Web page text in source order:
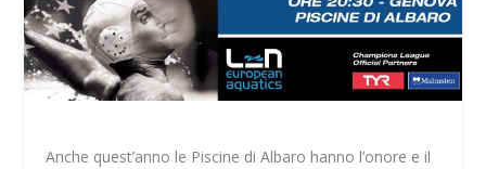
Anche quest’anno le Piscine di Albaro hanno l’onore e il